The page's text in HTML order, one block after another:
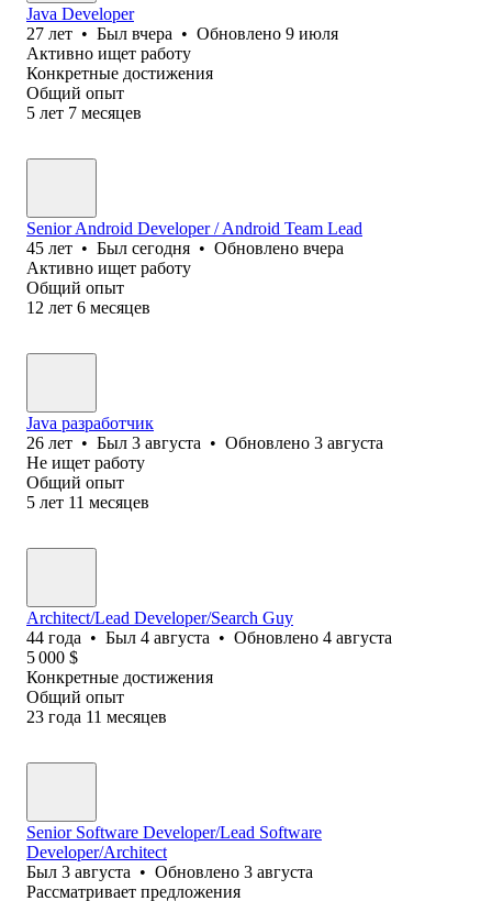
Java Developer
27 лет • Был вчера • Обновлено 9 июля
Активно ищет работу
Конкретные достижения
Общий опыт
5 лет 7 месяцев
Senior Android Developer / Android Team Lead
45 лет • Был сегодня • Обновлено вчера
Активно ищет работу
Общий опыт
12 лет 6 месяцев
Java разработчик
26 лет • Был 3 августа • Обновлено 3 августа
Не ищет работу
Общий опыт
5 лет 11 месяцев
Architect/Lead Developer/Search Guy
44 года • Был 4 августа • Обновлено 4 августа
5 000 $
Конкретные достижения
Общий опыт
23 года 11 месяцев
Senior Software Developer/Lead Software
Developer/Architect
Был 3 августа • Обновлено 3 августа
Рассматривает предложения